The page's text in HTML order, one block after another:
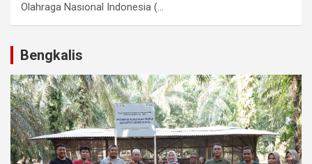
Olahraga Nasional Indonesia (...
Bengkalis